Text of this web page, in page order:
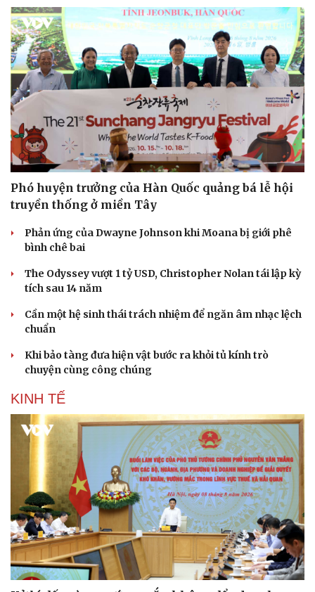
Doanh nghiệp
Thông tin doanh nghiệp
Doanh nghiệp 24h
Vì cộng đồng
Sành điệu
Chuyển đổi số
Phó huyện trưởng của Hàn Quốc quảng bá lễ hội
truyền thống ở miền Tây
Phản ứng của Dwayne Johnson khi Moana bị giới phê
bình chê bai
The Odyssey vượt 1 tỷ USD, Christopher Nolan tái lập kỳ
tích sau 14 năm
Cần một hệ sinh thái trách nhiệm để ngăn âm nhạc lệch
chuẩn
Khi bảo tàng đưa hiện vật bước ra khỏi tủ kính trò
chuyện cùng công chúng
KINH TẾ